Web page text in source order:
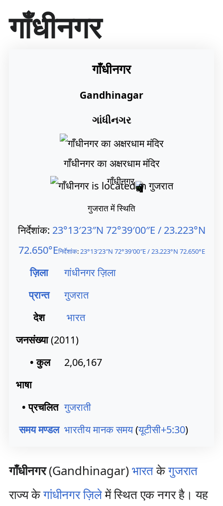
म
ग्री
गाँधीनगर
गाँधीनगर
Gandhinagar
ગાંધીનગર
गाँधीनगर का अक्षरधाम मंदिर
गाँधीनगर
गुजरात में स्थिति
निर्देशांक: 23°13′23″N 72°39′00″E / 23.223°N
72.650°Eनिर्देशांक:23°13′23″N 72°39′00″E/23.223°N 72.650°E
ज़िला
गांधीनगर ज़िला
प्रान्त
गुजरात
देश
भारत
जनसंख्या(2011)
• कुल
2,06,167
भाषा
• प्रचलित गुजराती
समय मण्डल भारतीय मानक समय(यूटीसी+5:30)
गाँधीनगर(Gandhinagar)भारतकेगुजरात
राज्य केगांधीनगर ज़िलेमें स्थित एक नगर है। यह